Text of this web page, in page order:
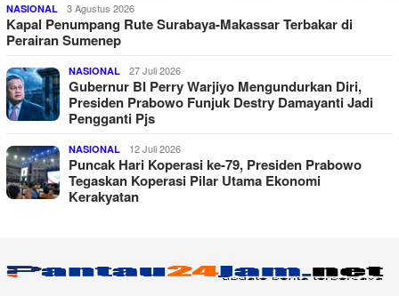
NASIONAL 3 Agustus 2026
Kapal Penumpang Rute Surabaya-Makassar Terbakar di
Perairan Sumenep
NASIONAL 27 Juli 2026
Gubernur BI Perry Warjiyo Mengundurkan Diri,
Presiden Prabowo Funjuk Destry Damayanti Jadi
Pengganti Pjs
NASIONAL 12 Juli 2026
Puncak Hari Koperasi ke-79, Presiden Prabowo
Tegaskan Koperasi Pilar Utama Ekonomi
Kerakyatan